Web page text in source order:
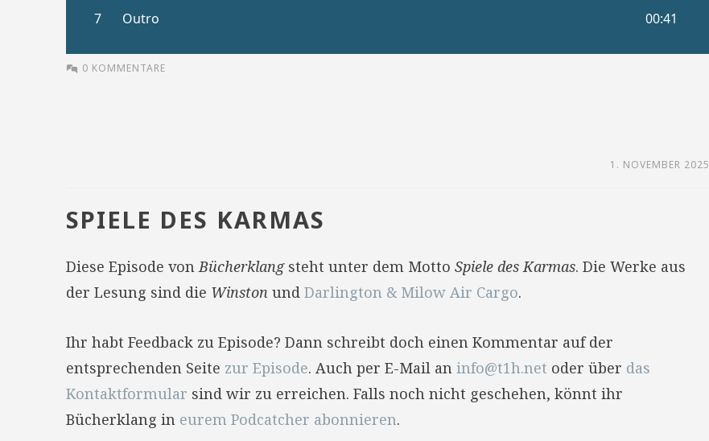
0 KOMMENTARE
1. NOVEMBER 2025
SPIELE DES KARMAS
Diese Episode vonBücherklangsteht unter dem Motto Spiele des Karmas. Die Werke aus
der Lesung sind die Winston und Darlington & Milow Air Cargo.
Ihr habt Feedback zu Episode? Dann schreibt doch einen Kommentar auf der
entsprechenden Seite zur Episode. Auch per E-Mail an info@t1h.net oder über das
Kontaktformular sind wir zu erreichen. Falls noch nicht geschehen, könnt ihr
Bücherklang in eurem Podcatcher abonnieren.